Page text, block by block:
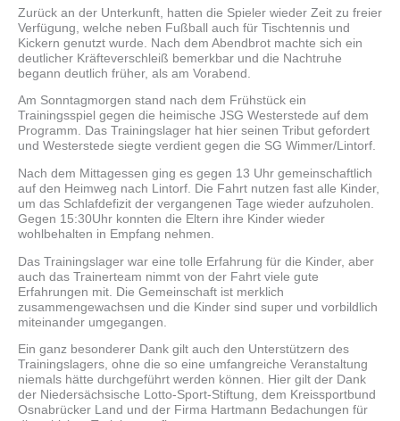
Zurück an der Unterkunft, hatten die Spieler wieder Zeit zu freier
Verfügung, welche neben Fußball auch für Tischtennis und
Kickern genutzt wurde. Nach dem Abendbrot machte sich ein
deutlicher Kräfteverschleiß bemerkbar und die Nachtruhe
begann deutlich früher, als am Vorabend.
Am Sonntagmorgen stand nach dem Frühstück ein
Trainingsspiel gegen die heimische JSG Westerstede auf dem
Programm. Das Trainingslager hat hier seinen Tribut gefordert
und Westerstede siegte verdient gegen die SG Wimmer/Lintorf.
Nach dem Mittagessen ging es gegen 13 Uhr gemeinschaftlich
auf den Heimweg nach Lintorf. Die Fahrt nutzen fast alle Kinder,
um das Schlafdefizit der vergangenen Tage wieder aufzuholen.
Gegen 15:30Uhr konnten die Eltern ihre Kinder wieder
wohlbehalten in Empfang nehmen.
Das Trainingslager war eine tolle Erfahrung für die Kinder, aber
auch das Trainerteam nimmt von der Fahrt viele gute
Erfahrungen mit. Die Gemeinschaft ist merklich
zusammengewachsen und die Kinder sind super und vorbildlich
miteinander umgegangen.
Ein ganz besonderer Dank gilt auch den Unterstützern des
Trainingslagers, ohne die so eine umfangreiche Veranstaltung
niemals hätte durchgeführt werden können. Hier gilt der Dank
der Niedersächsische Lotto-Sport-Stiftung, dem Kreissportbund
Osnabrücker Land und der Firma Hartmann Bedachungen für